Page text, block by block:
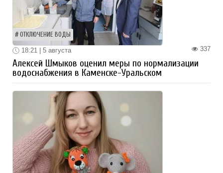
ОТКЛЮЧЕНИЕ ВОДЫ
337
18:21 | 5 августа
Алексей Шмыков оценил меры по нормализации
водоснабжения в Каменске-Уральском